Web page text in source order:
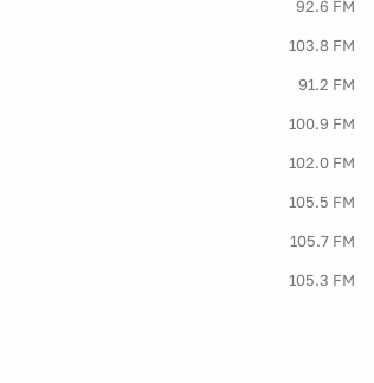
92.6 FM
103.8 FM
91.2 FM
100.9 FM
102.0 FM
105.5 FM
105.7 FM
105.3 FM